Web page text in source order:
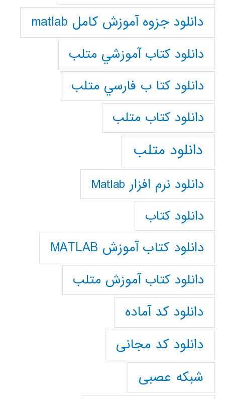
دانلود جزوه آموزش کامل matlab
دانلود كتاب آموزشي متلب
دانلود كتا ب فارسي متلب
دانلود كتاب متلب
دانلود متلب
دانلود نرم افزار Matlab
دانلود کتاب
دانلود کتاب آموزش MATLAB
دانلود کتاب آموزش متلب
دانلود کد آماده
دانلود کد مجانی
شبکه عصبی